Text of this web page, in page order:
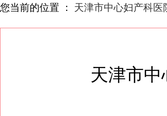
医院简介
您当前的位置 ： 天津市中心妇产科医
天津市